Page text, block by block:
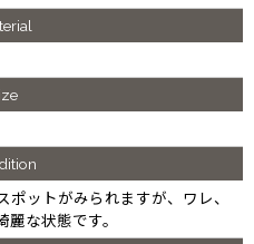
ットがみられますが、ワレ、
な状態です。